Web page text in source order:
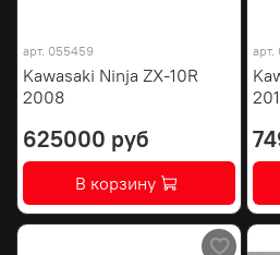
арт. 055459
Kawasaki Ninja ZX-10R
2008
625000 руб
В корзину
арт.